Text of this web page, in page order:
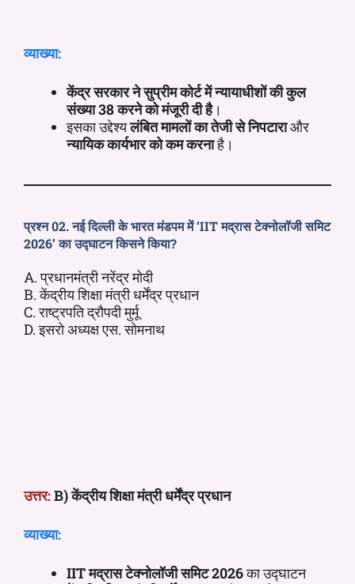
व्याख्या:
केंद्र सरकार ने सुप्रीम कोर्ट में न्यायाधीशों की कुल
संख्या 38 करने को मंजूरी दी है।
इसका उद्देश्यलंबित मामलों का तेजी से निपटाराऔर
न्यायिक कार्यभार को कम करनाहै।
प्रश्न 02.नई दिल्ली के भारत मंडपम में‘IIT मद्रास टेक्नोलॉजी समिट
2026’ का उद्घाटन किसने किया?
A. प्रधानमंत्री नरेंद्र मोदी
B. केंद्रीय शिक्षा मंत्री धर्मेंद्र प्रधान
C. राष्ट्रपति द्रौपदी मुर्मू
D. इसरो अध्यक्ष एस. सोमनाथ
उत्तर:B) केंद्रीय शिक्षा मंत्री धर्मेंद्र प्रधान
व्याख्या:
IIT मद्रास टेक्नोलॉजी समिट 2026का उद्घाटन